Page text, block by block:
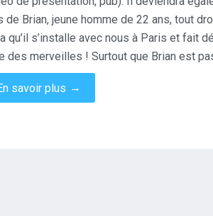
de Brian, jeune homme de 22 ans, tout
qu’il s’installe avec nous à Paris et fait
des merveilles ! Surtout que Brian est
savoir plus →